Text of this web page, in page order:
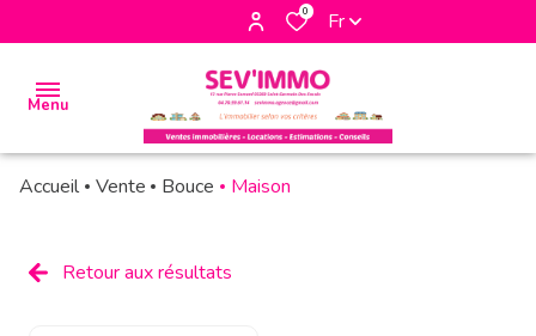
0 Fr
Menu
biens
à la
Accueil Vente Bouce Maison
Retour aux résultats